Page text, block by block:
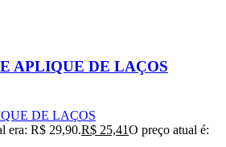
APLIQUE DE LAÇOS
DE LAÇOS
era: R$ 29,90.R$ 25,41O preço atual é: